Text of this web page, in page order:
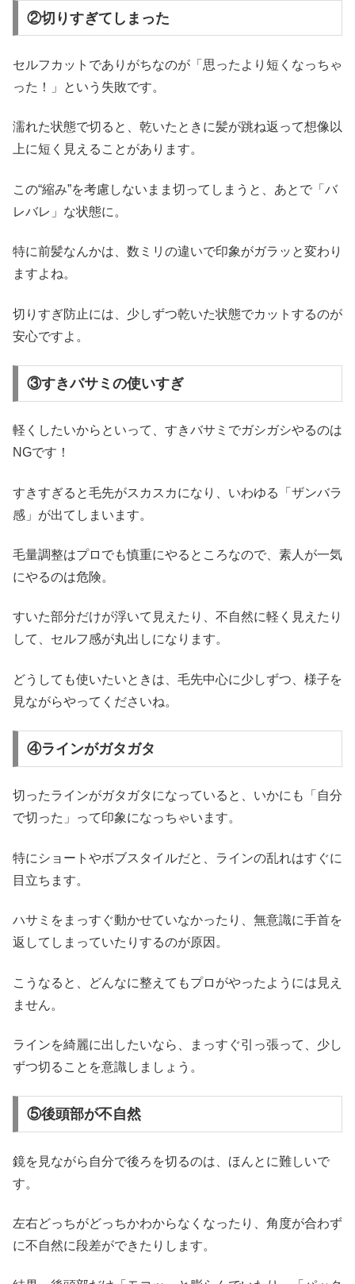
②切りすぎてしまった
セルフカットでありがちなのが「思ったより短くなっちゃ
った！」という失敗です。
濡れた状態で切ると、乾いたときに髪が跳ね返って想像以
上に短く見えることがあります。
この“縮み”を考慮しないまま切ってしまうと、あとで「バ
レバレ」な状態に。
特に前髪なんかは、数ミリの違いで印象がガラッと変わり
ますよね。
切りすぎ防止には、少しずつ乾いた状態でカットするのが
安心ですよ。
③すきバサミの使いすぎ
軽くしたいからといって、すきバサミでガシガシやるのは
NGです！
すきすぎると毛先がスカスカになり、いわゆる「ザンバラ
感」が出てしまいます。
毛量調整はプロでも慎重にやるところなので、素人が一気
にやるのは危険。
すいた部分だけが浮いて見えたり、不自然に軽く見えたり
して、セルフ感が丸出しになります。
どうしても使いたいときは、毛先中心に少しずつ、様子を
見ながらやってくださいね。
④ラインがガタガタ
切ったラインがガタガタになっていると、いかにも「自分
で切った」って印象になっちゃいます。
特にショートやボブスタイルだと、ラインの乱れはすぐに
目立ちます。
ハサミをまっすぐ動かせていなかったり、無意識に手首を
返してしまっていたりするのが原因。
こうなると、どんなに整えてもプロがやったようには見え
ません。
ラインを綺麗に出したいなら、まっすぐ引っ張って、少し
ずつ切ることを意識しましょう。
⑤後頭部が不自然
鏡を見ながら自分で後ろを切るのは、ほんとに難しいで
す。
左右どっちがどっちかわからなくなったり、角度が合わず
に不自然に段差ができたりします。